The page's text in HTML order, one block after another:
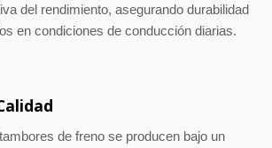
del rendimiento, asegurando durabilidad
en condiciones de conducción diarias.
de freno se producen bajo un